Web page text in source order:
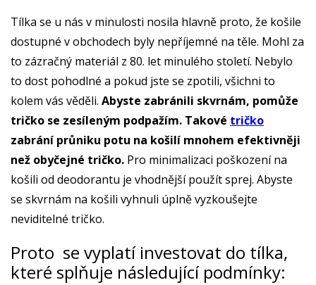
Tílka se u nás v minulosti nosila hlavně proto, že košile
dostupné v obchodech byly nepříjemné na těle. Mohl za
to zázračný materiál z 80. let minulého století. Nebylo
to dost pohodlné a pokud jste se zpotili, všichni to
kolem vás věděli. Abyste zabránili skvrnám, pomůže
tričko se zesíleným podpažím. Takové tričko
zabrání průniku potu na košilí mnohem efektivněji
než obyčejné tričko. Pro minimalizaci poškození na
košili od deodorantu je vhodnější použít sprej. Abyste
se skvrnám na košili vyhnuli úplně vyzkoušejte
neviditelné tričko.
Proto se vyplatí investovat do tílka,
které splňuje následující podmínky: